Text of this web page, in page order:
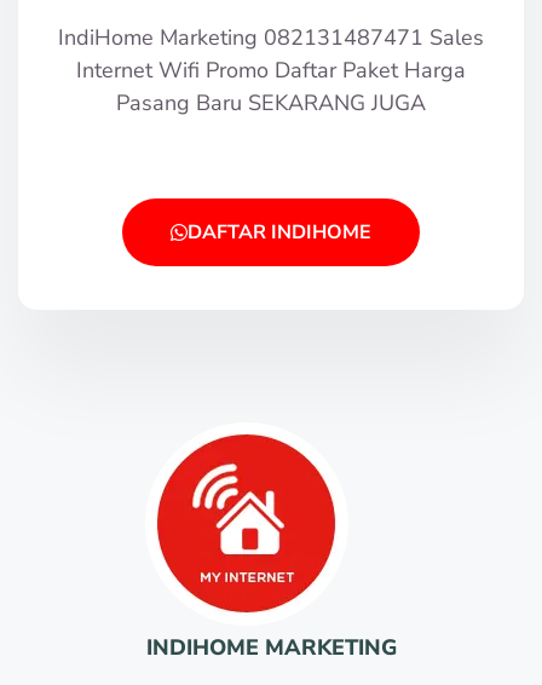
IndiHome Marketing 082131487471 Sales
Internet Wifi Promo Daftar Paket Harga
Pasang Baru SEKARANG JUGA
DAFTAR INDIHOME
INDIHOME MARKETING